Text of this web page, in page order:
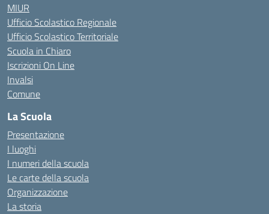
MIUR
Ufficio Scolastico Regionale
Ufficio Scolastico Territoriale
Scuola in Chiaro
Iscrizioni On Line
Invalsi
Comune
La Scuola
Presentazione
I luoghi
I numeri della scuola
Le carte della scuola
Organizzazione
La storia